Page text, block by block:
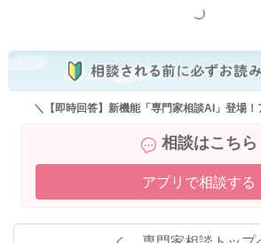
もっと見る
＼【即時回答】新機能「専門家相談AI」登場
相談はこちら
アプリで相談する